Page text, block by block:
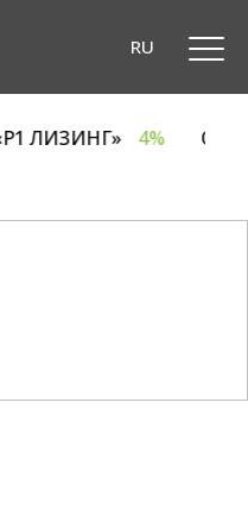
RU
ЛИЗИНГ» 4%